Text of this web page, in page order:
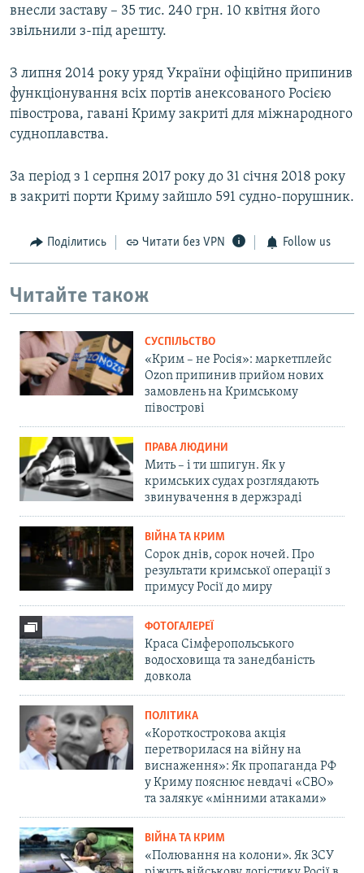
внесли заставу – 35 тис. 240 грн. 10 квітня його
звільнили з-під арешту.
З липня 2014 року уряд України офіційно припинив
функціонування всіх портів анексованого Росією
півострова, гавані Криму закриті для міжнародного
судноплавства.
За період з 1 серпня 2017 року до 31 січня 2018 року
в закриті порти Криму зайшло 591 судно-порушник.
Поділитись Читати без VPN Follow us
Читайте також
СУСПІЛЬСТВО
«Крим – не Росія»: маркетплейс
Ozon припинив прийом нових
замовлень на Кримському
півострові
ПРАВА ЛЮДИНИ
Мить – і ти шпигун. Як у
кримських судах розглядають
звинувачення в держзраді
ВІЙНА ТА КРИМ
Сорок днів, сорок ночей. Про
результати кримської операції з
примусу Росії до миру
ФОТОГАЛЕРЕЇ
Краса Сімферопольського
водосховища та занедбаність
довкола
ПОЛІТИКА
«Короткострокова акція
перетворилася на війну на
виснаження»: Як пропаганда РФ
у Криму пояснює невдачі «СВО»
та залякує «мінними атаками»
ВІЙНА ТА КРИМ
«Полювання на колони». Як ЗСУ